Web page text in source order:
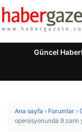
Güncel
Ana sayfa › Forumlar ›
operasyonunda 9 zanlı